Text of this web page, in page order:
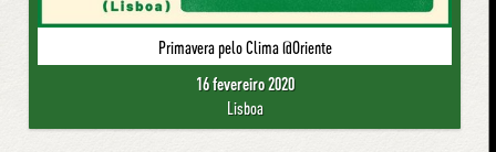
Primavera pelo Clima @Oriente
16 fevereiro 2020
Lisboa